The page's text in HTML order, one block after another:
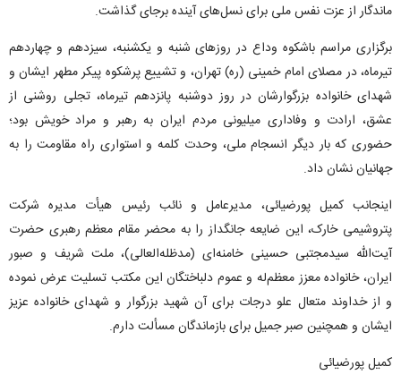
ماندگار از عزت نفس ملی برای نسل‌های آینده برجای گذاشت.
برگزاری مراسم باشکوه وداع در روزهای شنبه و یکشنبه، سیزدهم و چهاردهم
تیرماه، در مصلای امام خمینی (ره) تهران، و تشییع پرشکوه پیکر مطهر ایشان و
شهدای خانواده بزرگوارشان در روز دوشنبه پانزدهم تیرماه، تجلی روشنی از
عشق، ارادت و وفاداری میلیونی مردم ایران به رهبر و مراد خویش بود؛
حضوری که بار دیگر انسجام ملی، وحدت کلمه و استواری راه مقاومت را به
جهانیان نشان داد.
اینجانب کمیل پورضیائی، مدیرعامل و نائب رئیس هیأت مدیره شرکت
پتروشیمی خارک، این ضایعه جانگداز را به محضر مقام معظم رهبری حضرت
آیت‌الله سیدمجتبی حسینی خامنه‌ای (مدظله‌العالی)، ملت شریف و صبور
ایران، خانواده معزز معظم‌له و عموم دلباختگان این مکتب تسلیت عرض نموده
و از خداوند متعال علو درجات برای آن شهید بزرگوار و شهدای خانواده عزیز
ایشان و همچنین صبر جمیل برای بازماندگان مسألت دارم.
کمیل پورضیائی